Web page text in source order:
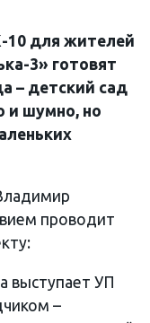
10 для жителей
3» готовят
– детский сад
и шумно, но
проводит
выступает УП
–